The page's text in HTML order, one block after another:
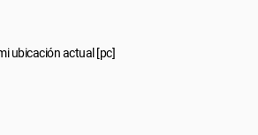
ubicación actual [pc]